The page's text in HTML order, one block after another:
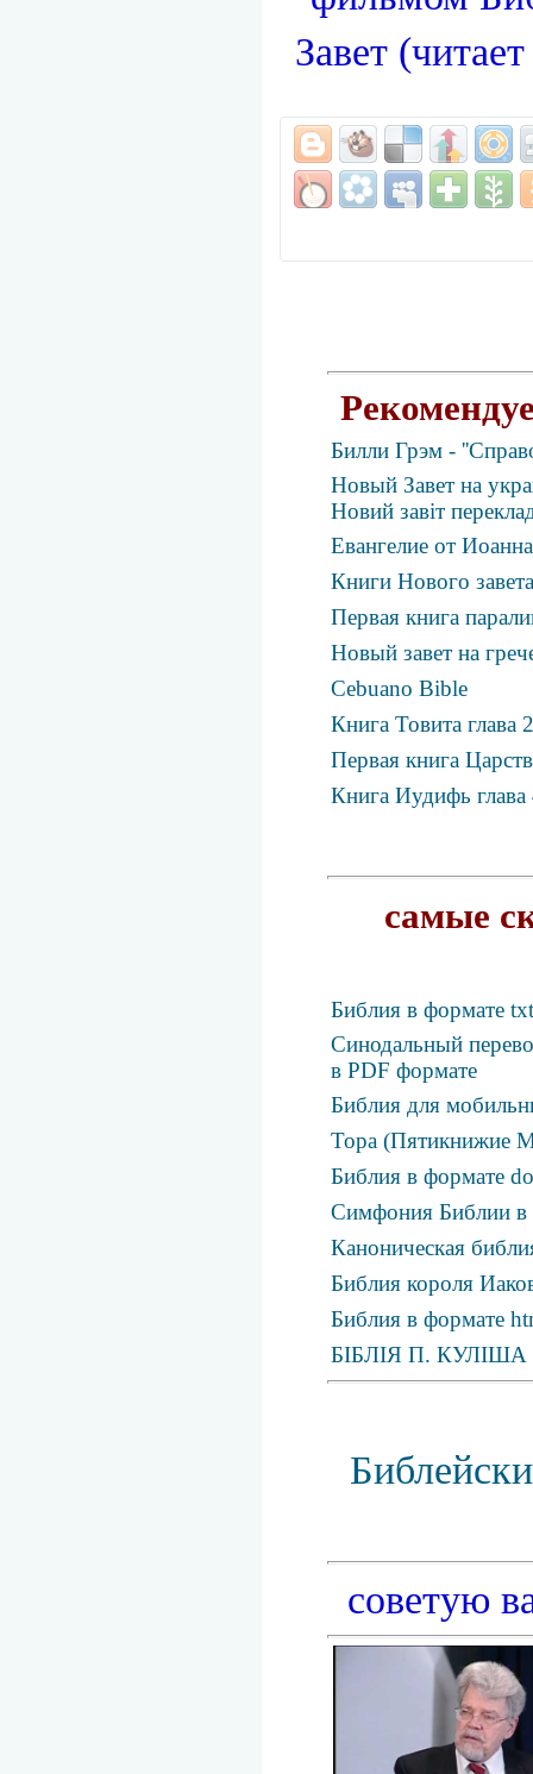
Завет
Билли Грэм -
Новый Завет на
Новий завіт
Евангелие от
Книги Нового
Первая книга
Новый завет на
Cebuano Bible
Книга Товита глава
Первая книга
Книга Иудифь
самые
Библия в формате txt
Синодальный
в PDF формате
Библия для
Тора (Пятикнижие
Библия в формате
Симфония Библии
Каноническая
Библия короля
Библия в формате
БІБЛІЯ П. КУЛІША
советую